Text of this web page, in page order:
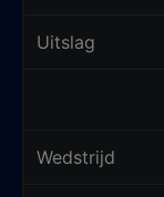
Uitslag
Wedstrijd